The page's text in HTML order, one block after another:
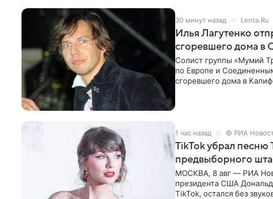
30 минут назад Lenta.Ru
Илья Лагутенко
сгоревшего дома
Солист группы «Мумий
по Европе и
сгоревшего дома в
1 час назад © РИА
TikTok убрал песню
предвыборного
МОСКВА, 8 авг — РИА
президента США
TikTok, остался без